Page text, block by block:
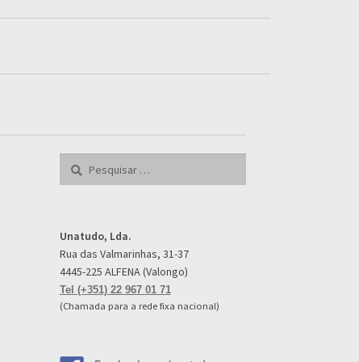
Pesquisar
Unatudo, Lda.
Rua das Valmarinhas, 31-37
4445-225 ALFENA (Valongo)
Tel (+351) 22 967 01 71
(Chamada para a rede fixa nacional)